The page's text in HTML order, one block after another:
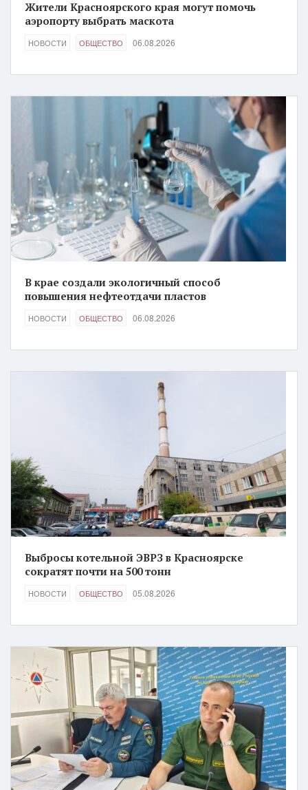
Жители Красноярского края могут помочь
аэропорту выбрать маскота
НОВОСТИ ОБЩЕСТВО 06.08.2026
В крае создали экологичный способ
повышения нефтеотдачи пластов
НОВОСТИ ОБЩЕСТВО 06.08.2026
Выбросы котельной ЭВРЗ в Красноярске
сократят почти на 500 тонн
НОВОСТИ ОБЩЕСТВО 05.08.2026